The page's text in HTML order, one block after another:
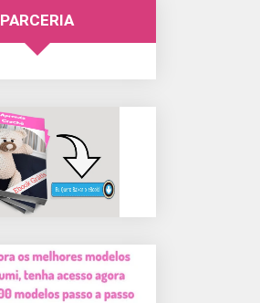
PARCERIA